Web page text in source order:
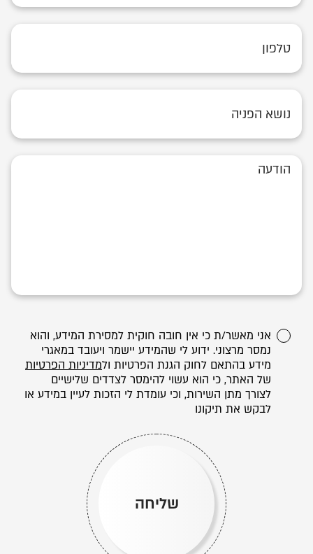
אני מאשר/ת כי אין חובה חוקית למסירת המידע, והוא
נמסר מרצוני. ידוע לי שהמידע יישמר ויעובד במאגרי
מידע בהתאם לחוק הגנת הפרטיות ולמדיניות הפרטיות
של האתר, כי הוא עשוי להימסר לצדדים שלישיים
לצורך מתן השירות, וכי עומדת לי הזכות לעיין במידע או
לבקש את תיקונו
שליחה